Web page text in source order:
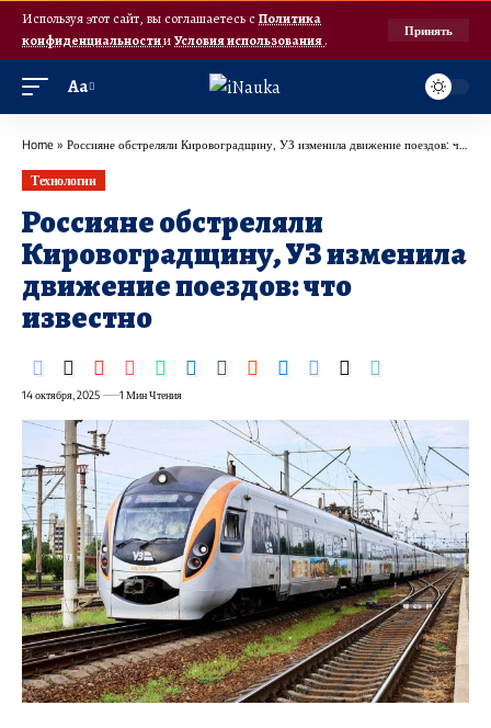
Используя этот сайт, вы соглашаетесь с Политика
конфиденциальностииУсловия использования.
Принять
Аа
Home » Россияне обстреляли Кировоградщину, УЗ изменила движение поездов: что известно
Технологии
Россияне обстреляли
Кировоградщину, УЗ изменила
движение поездов: что
известно
14 октября, 2025 1 Мин Чтения